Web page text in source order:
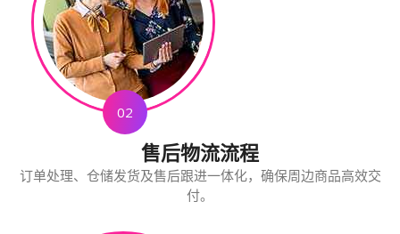
02
售后物流流程
订单处理、仓储发货及售后跟进一体化，确保周边商品高效交
付。